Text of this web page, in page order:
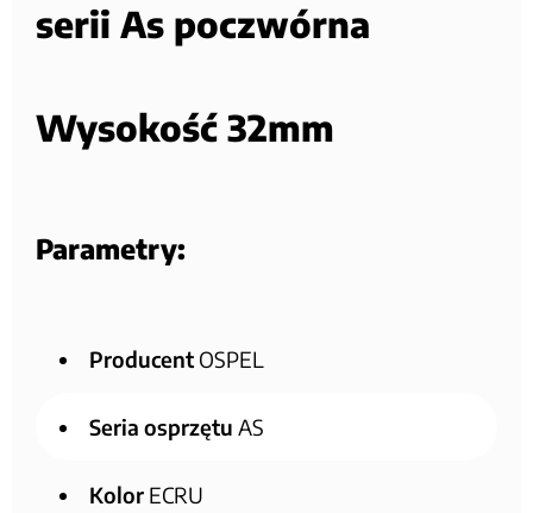
serii As poczwórna
Wysokość 32mm
Parametry:
Producent OSPEL
Seria osprzętu AS
Kolor ECRU